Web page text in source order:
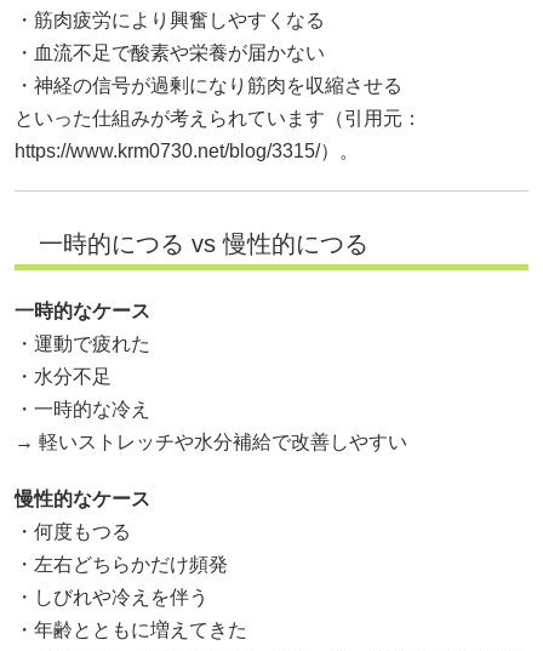
・筋肉疲労により興奮しやすくなる
・血流不足で酸素や栄養が届かない
・神経の信号が過剰になり筋肉を収縮させる
といった仕組みが考えられています（引用元：
https://www.krm0730.net/blog/3315/）。
一時的につる vs 慢性的につる
一時的なケース
・運動で疲れた
・水分不足
・一時的な冷え
→ 軽いストレッチや水分補給で改善しやすい
慢性的なケース
・何度もつる
・左右どちらかだけ頻発
・しびれや冷えを伴う
・年齢とともに増えてきた